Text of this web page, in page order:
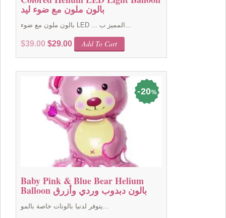
بالون ملون مع ضوء ليد
بالون ملون مع ضوء LED ... المميز ب...
$39.00 Original
$39.00.
$29.00Current
price
$29.00.
Add To Cart
20%
Baby Pink & Blue Bear Helium
Balloon بالون دبدوب وردي وأزرق
يتوفر لدنيا بالونات خاصة بالمو...